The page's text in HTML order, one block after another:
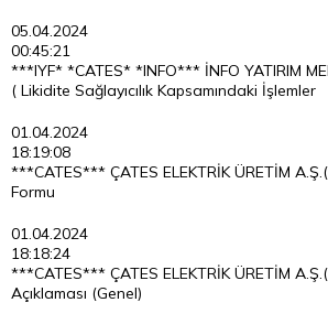
05.04.2024
00:45:21
***IYF* *CATES* *INFO*** İNFO YATIRIM
( Likidite Sağlayıcılık Kapsamındaki İşlemler
01.04.2024
18:19:08
***CATES*** ÇATES ELEKTRİK ÜRETİM
Formu
01.04.2024
18:18:24
***CATES*** ÇATES ELEKTRİK ÜRETİM
Açıklaması (Genel)